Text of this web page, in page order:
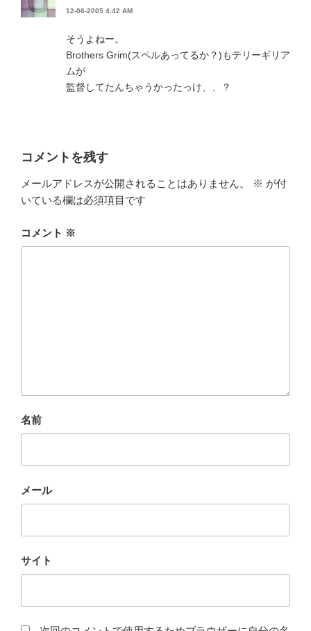
12-06-2005 4:42 AM
そうよねー。
Brothers Grim(スペルあってるか？)もテリーギリア
ムが
監督してたんちゃうかったっけ、、？
コメントを残す
メールアドレスが公開されることはありません。 ※ が付
いている欄は必須項目です
コメント ※
名前
メール
サイト